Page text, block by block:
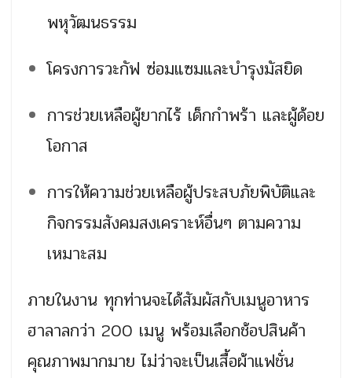
พหุวัฒนธรรม
โครงการวะกัฟ ซ่อมแซมและบำรุงมัสยิด
การช่วยเหลือผู้ยากไร้ เด็กกำพร้า และผู้ด้อย
โอกาส
การให้ความช่วยเหลือผู้ประสบภัยพิบัติและ
กิจกรรมสังคมสงเคราะห์อื่นๆ ตามความ
เหมาะสม
ภายในงาน ทุกท่านจะได้สัมผัสกับเมนูอาหาร
ฮาลาลกว่า 200 เมนู พร้อมเลือกช้อปสินค้า
คุณภาพมากมาย ไม่ว่าจะเป็นเสื้อผ้าแฟชั่น